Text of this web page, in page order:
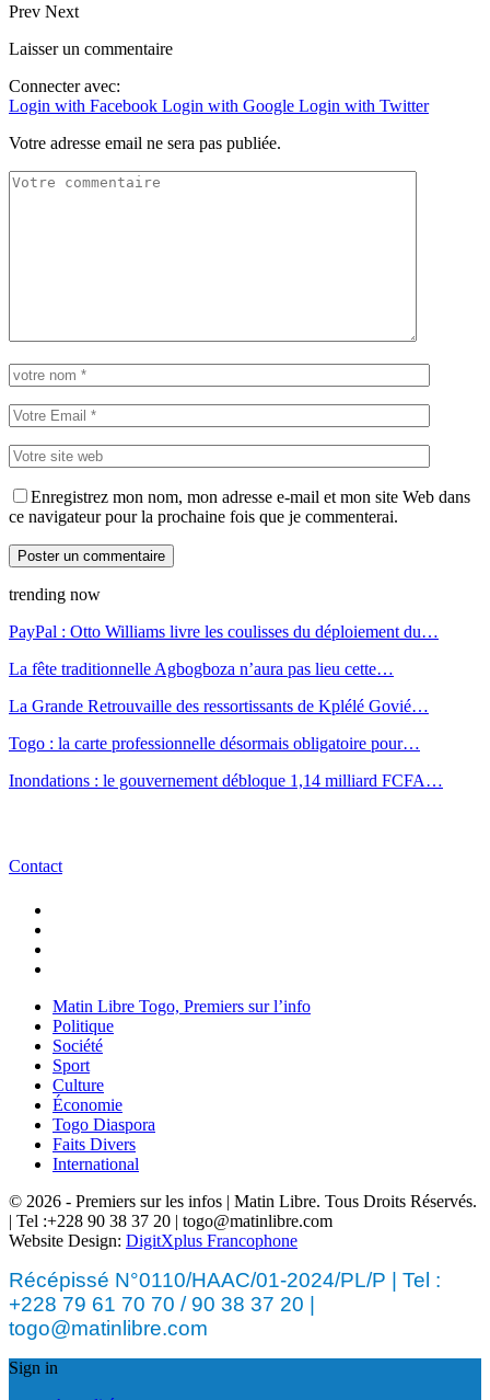
Prev Next
Laisser un commentaire
Connecter avec:
Login with Facebook Login with Google Login with Twitter
Votre adresse email ne sera pas publiée.
Enregistrez mon nom, mon adresse e-mail et mon site Web dans
ce navigateur pour la prochaine fois que je commenterai.
trending now
PayPal : Otto Williams livre les coulisses du déploiement du…
La fête traditionnelle Agbogboza n’aura pas lieu cette…
La Grande Retrouvaille des ressortissants de Kplélé Govié…
Togo : la carte professionnelle désormais obligatoire pour…
Inondations : le gouvernement débloque 1,14 milliard FCFA…
Contact
Matin Libre Togo, Premiers sur l’info
Politique
Société
Sport
Culture
Économie
Togo Diaspora
Faits Divers
International
© 2026 - Premiers sur les infos | Matin Libre. Tous Droits Réservés.
| Tel :+228 90 38 37 20 | togo@matinlibre.com
Website Design: DigitXplus Francophone
Récépissé N°0110/HAAC/01-2024/PL/P | Tel :
+228 79 61 70 70 / 90 38 37 20 |
togo@matinlibre.com
Sign in